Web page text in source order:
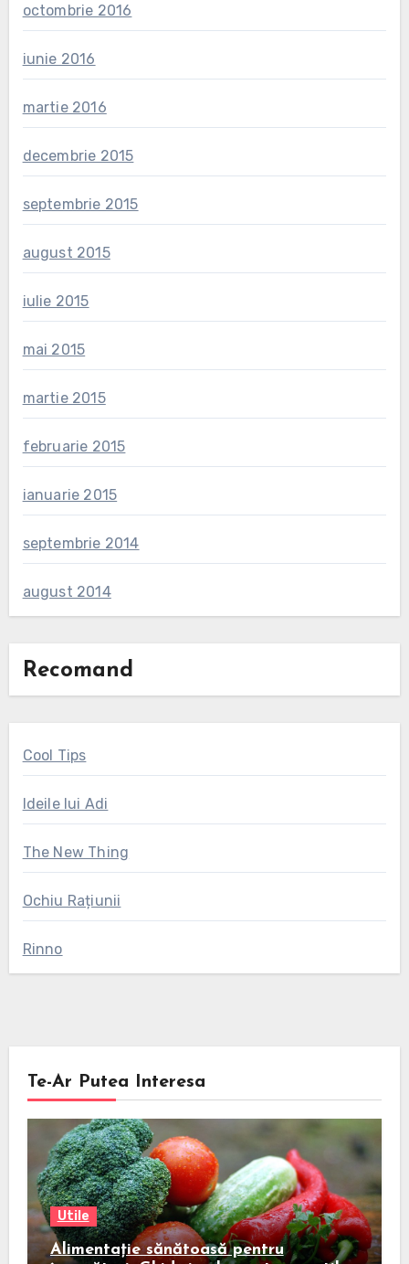
octombrie 2016
iunie 2016
martie 2016
decembrie 2015
septembrie 2015
august 2015
iulie 2015
mai 2015
martie 2015
februarie 2015
ianuarie 2015
septembrie 2014
august 2014
Recomand
Cool Tips
Ideile lui Adi
The New Thing
Ochiu Rațiunii
Rinno
Te-Ar Putea Interesa
Utile
Alimentație sănătoasă pentru